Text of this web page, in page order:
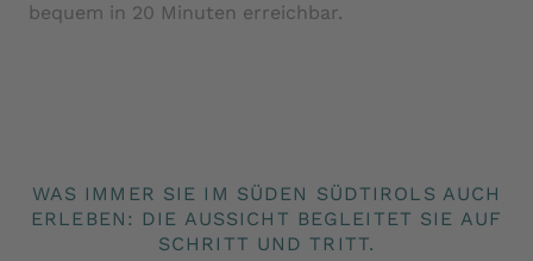
bequem in 20 Minuten erreichbar.
WAS IMMER SIE IM SÜDEN SÜDTIROLS AUCH
ERLEBEN: DIE AUSSICHT BEGLEITET SIE AUF
SCHRITT UND TRITT.